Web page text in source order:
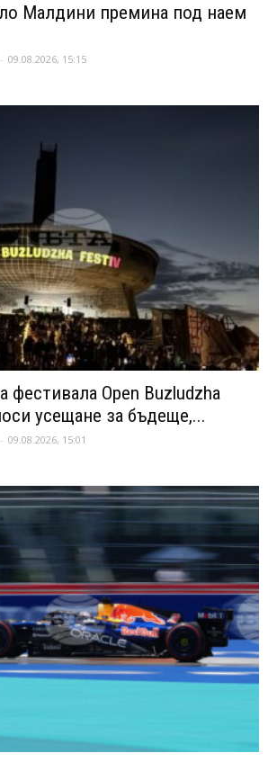
Малдини премина под наем
- 09.08.2026, 15:15
фестивала Open Buzludzha
усещане за бъдеще,...
- 09.08.2026, 15:01